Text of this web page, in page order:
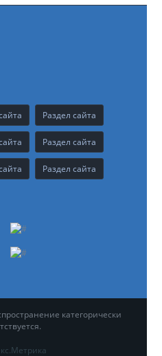
Раздел сайта
Раздел сайта
Раздел сайта
категорически